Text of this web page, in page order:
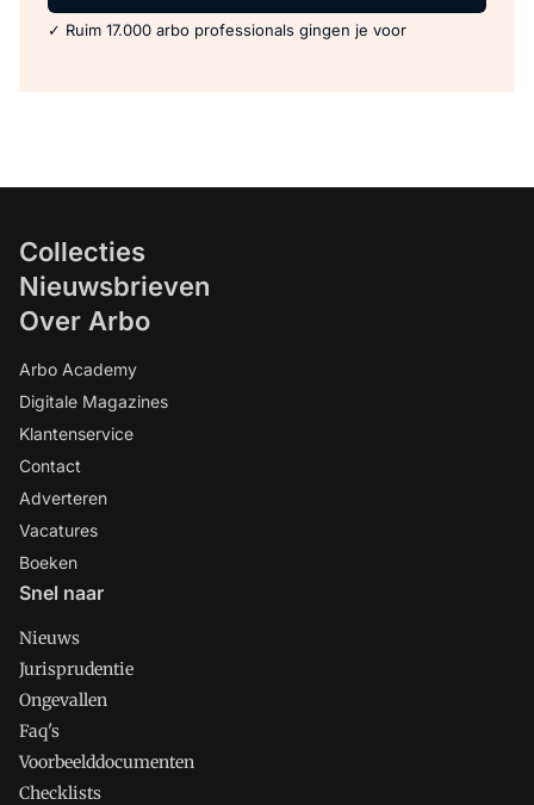
✓ Ruim 17.000 arbo professionals gingen je voor
Collecties
Nieuwsbrieven
Over Arbo
Arbo Academy
Digitale Magazines
Klantenservice
Contact
Adverteren
Vacatures
Boeken
Snel naar
Nieuws
Jurisprudentie
Ongevallen
Faq's
Voorbeelddocumenten
Checklists